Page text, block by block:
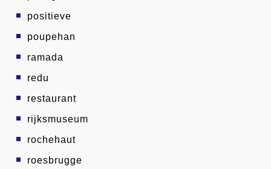
positieve
poupehan
ramada
redu
restaurant
rijksmuseum
rochehaut
roesbrugge